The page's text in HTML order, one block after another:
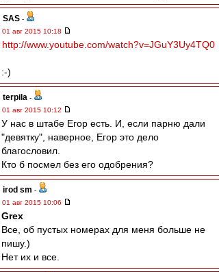
SAS -
01 авг 2015 10:18
http://www.youtube.com/watch?v=JGuY3Uy4TQ0
:-)
terpila -
01 авг 2015 10:12
У нас в штабе Егор есть. И, если парню дали
"девятку", наверное, Егор это дело
благословил.
Кто б посмел без его одобрения?
irod sm -
01 авг 2015 10:06
Grex
Все, об пустых номерах для меня больше не
пишу.)
Нет их и все.